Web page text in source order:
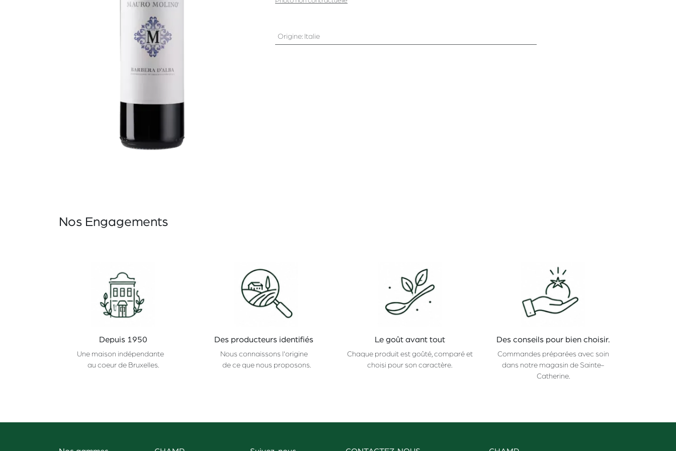
Origine: Italie
Nos Engagements
Depuis 1950
Une maison indépendante
au coeur de Bruxelles.
Des producteurs identifiés
Nous connaissons l'origine
de ce que nous proposons.
Le goût avant tout
Chaque produit est goûté, comparé et
choisi pour son caractère.
Des conseils pour bien choisir.
Commandes préparées avec soin
dans notre magasin de Sainte-
Catherine.